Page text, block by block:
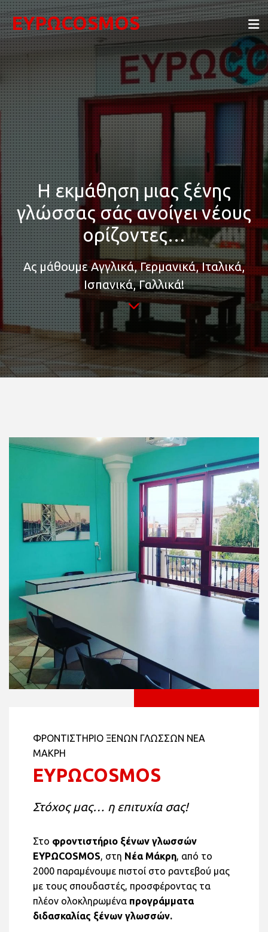
ΕΥΡΩCOSMOS
Η εκμάθηση μιας ξένης
γλώσσας σάς ανοίγει νέους
ορίζοντες…
Ας μάθουμε Αγγλικά, Γερμανικά, Ιταλικά,
Ισπανικά, Γαλλικά!

ΦΡΟΝΤΙΣΤΗΡΙΟ ΞΕΝΩΝ ΓΛΩΣΣΩΝ ΝΕΑ
ΜΑΚΡΗ
ΕΥΡΩCOSMOS
Στόχος μας… η επιτυχία σας!
Στο φροντιστήριο ξένων γλωσσών
EΥΡΩCOSMOS, στη Νέα Μάκρη, από το
2000 παραμένουμε πιστοί στο ραντεβού μας
με τους σπουδαστές, προσφέροντας τα
πλέον ολοκληρωμένα προγράμματα
διδασκαλίας ξένων γλωσσών.